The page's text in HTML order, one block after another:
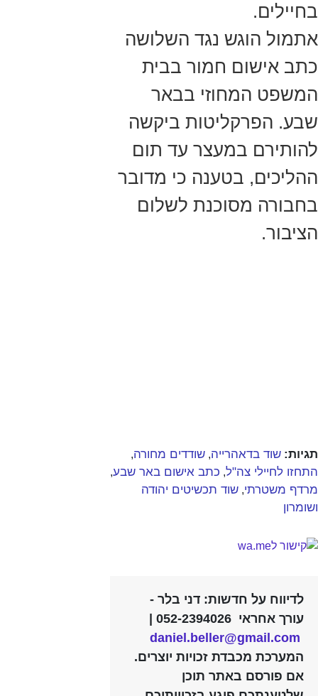
בחיילים.
אתמול הוגש נגד השלושה
כתב אישום חמור בבית
המשפט המחוזי בבאר
שבע. הפרקליטות ביקשה
להותירם במעצר עד תום
ההליכים, בטענה כי מדובר
בחבורה מסוכנת לשלום
הציבור.
תגיות: שוד בדאהרייה, שודדים מחורה,
התחזו לחיילי צה"ל, כתב אישום באר שבע,
מרדף משטרתי, שוד תכשיטים יהודה
ושומרון
לדיווח על חדשות: דני בלר -
daniel.beller@gmail.com
המערכת מכבדת זכויות יוצרים.
אם פורסם באתר תוכן